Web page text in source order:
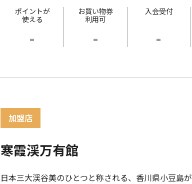
ポイントが
使える
-
お買い物券
利用可
-
入会受付
-
寒霞渓万有館
日本三大渓谷美のひとつと称される、香川県小豆島